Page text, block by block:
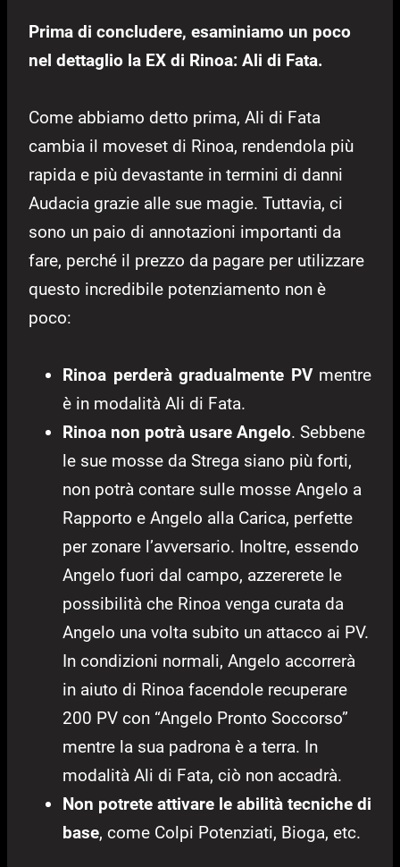
Prima di concludere, esaminiamo un poco
nel dettaglio la EX di Rinoa: Ali di Fata.
Come abbiamo detto prima, Ali di Fata
cambia il moveset di Rinoa, rendendola più
rapida e più devastante in termini di danni
Audacia grazie alle sue magie. Tuttavia, ci
sono un paio di annotazioni importanti da
fare, perché il prezzo da pagare per utilizzare
questo incredibile potenziamento non è
poco:
Rinoa perderà gradualmente PVmentre
è in modalità Ali di Fata.
Rinoa non potrà usare Angelo. Sebbene
le sue mosse da Strega siano più forti,
non potrà contare sulle mosse Angelo a
Rapporto e Angelo alla Carica, perfette
per zonare l’avversario. Inoltre, essendo
Angelo fuori dal campo, azzererete le
possibilità che Rinoa venga curata da
Angelo una volta subito un attacco ai PV.
In condizioni normali, Angelo accorrerà
in aiuto di Rinoa facendole recuperare
200 PV con “Angelo Pronto Soccorso”
mentre la sua padrona è a terra. In
modalità Ali di Fata, ciò non accadrà.
Non potrete attivare le abilità tecniche di
base, come Colpi Potenziati, Bioga, etc.